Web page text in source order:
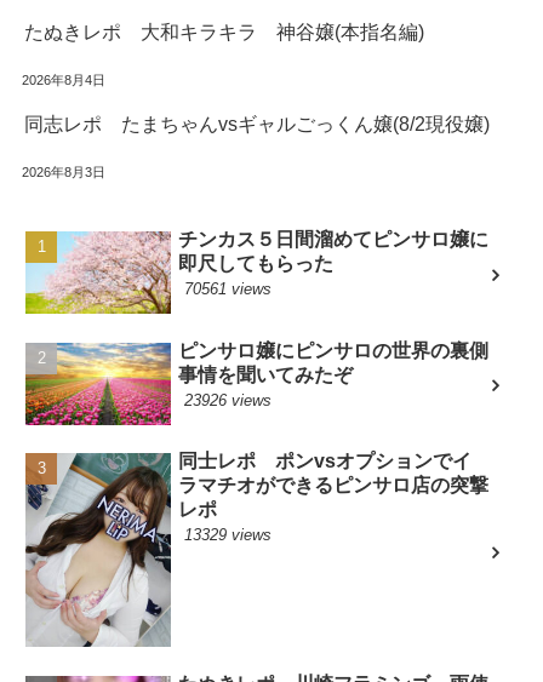
たぬきレポ 大和キラキラ 神谷嬢(本指名編)
2026年8月4日
同志レポ たまちゃんvsギャルごっくん嬢(8/2現役嬢)
2026年8月3日
チンカス５日間溜めてピンサロ嬢に
即尺してもらった
70561 views
ピンサロ嬢にピンサロの世界の裏側
事情を聞いてみたぞ
23926 views
同士レポ ポンvsオプションでイ
ラマチオができるピンサロ店の突撃
レポ
13329 views